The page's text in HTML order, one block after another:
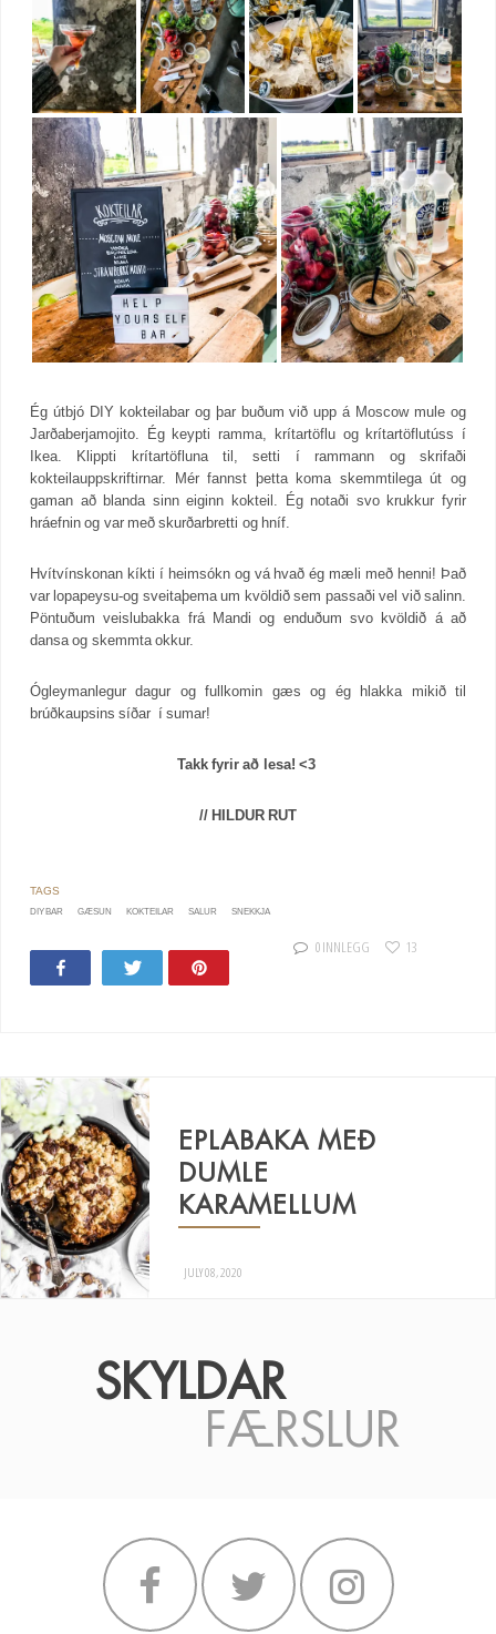
Ég útbjó DIY kokteilabar og þar buðum við upp á Moscow mule og
Jarðaberjamojito. Ég keypti ramma, krítartöflu og krítartöflutúss í
Ikea. Klippti krítartöfluna til, setti í rammann og skrifaði
kokteilauppskriftirnar. Mér fannst þetta koma skemmtilega út og
gaman að blanda sinn eiginn kokteil. Ég notaði svo krukkur fyrir
hráefnin og var með skurðarbretti og hníf.
Hvítvínskonan kíkti í heimsókn og vá hvað ég mæli með henni! Það
var lopapeysu-og sveitaþema um kvöldið sem passaði vel við salinn.
Pöntuðum veislubakka frá Mandi og enduðum svo kvöldið á að
dansa og skemmta okkur.
Ógleymanlegur dagur og fullkomin gæs og ég hlakka mikið til
brúðkaupsins síðar í sumar!
Takk fyrir að lesa! <3
// HILDUR RUT
DIY BAR GÆSUN KOKTEILAR SALUR SNEKKJA
Tweet
0 INNLEGG 13
EPLABAKA MEÐ
DUMLE
KARAMELLUM
JULY 08, 2020
SKYLDAR
FÆRSLUR